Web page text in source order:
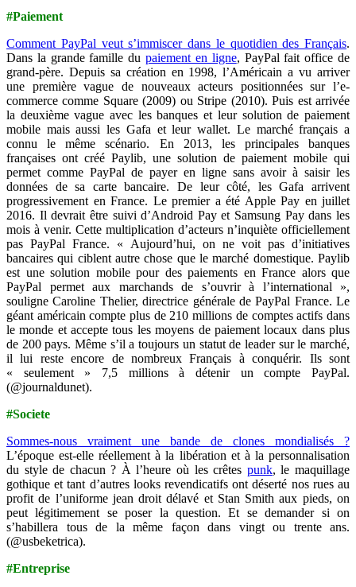
#Paiement
Comment PayPal veut s’immiscer dans le quotidien des Français.
Dans la grande famille dupaiement en ligne, PayPal fait office de
grand-père. Depuis sa création en 1998, l’Américain a vu arriver
une première vague de nouveaux acteurs positionnées sur l’e-
commerce comme Square (2009) ou Stripe (2010). Puis est arrivée
la deuxième vague avec les banques et leur solution de paiement
mobile mais aussi les Gafa et leur wallet. Le marché français a
connu le même scénario. En 2013, les principales banques
françaises ont créé Paylib, une solution de paiement mobile qui
permet comme PayPal de payer en ligne sans avoir à saisir les
données de sa carte bancaire. De leur côté, les Gafa arrivent
progressivement en France. Le premier a été Apple Pay en juillet
2016. Il devrait être suivi d’Android Pay et Samsung Pay dans les
mois à venir. Cette multiplication d’acteurs n’inquiète officiellement
pas PayPal France. « Aujourd’hui, on ne voit pas d’initiatives
bancaires qui ciblent autre chose que le marché domestique. Paylib
est une solution mobile pour des paiements en France alors que
PayPal permet aux marchands de s’ouvrir à l’international »,
souligne Caroline Thelier, directrice générale de PayPal France. Le
géant américain compte plus de 210 millions de comptes actifs dans
le monde et accepte tous les moyens de paiement locaux dans plus
de 200 pays. Même s’il a toujours un statut de leader sur le marché,
il lui reste encore de nombreux Français à conquérir. Ils sont
« seulement » 7,5 millions à détenir un compte PayPal.
(@journaldunet).
#Societe
Sommes-nous vraiment une bande de clones mondialisés ?
L’époque est-elle réellement à la libération et à la personnalisation
du style de chacun ? À l’heure où les crêtes punk, le maquillage
gothique et tant d’autres looks revendicatifs ont déserté nos rues au
profit de l’uniforme jean droit délavé et Stan Smith aux pieds, on
peut légitimement se poser la question. Et se demander si on
s’habillera tous de la même façon dans vingt ou trente ans.
(@usbeketrica).
#Entreprise